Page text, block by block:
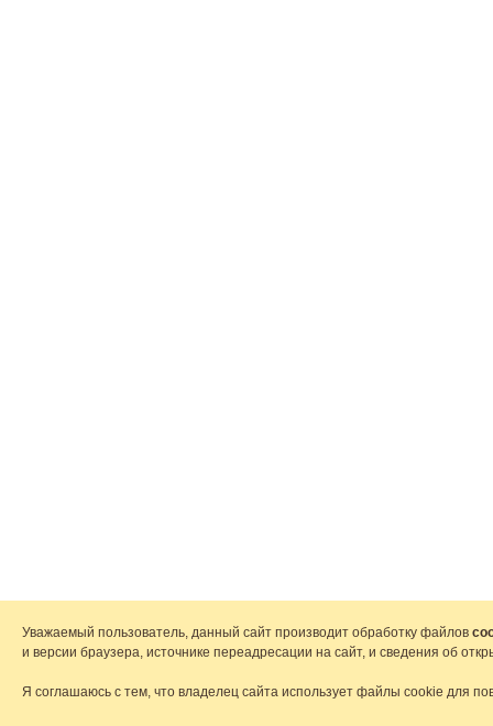
Уважаемый пользователь, данный сайт производит обработку файлов
и версии браузера, источнике переадресации на сайт, и сведения об
Я соглашаюсь с тем, что владелец сайта использует файлы cookie для